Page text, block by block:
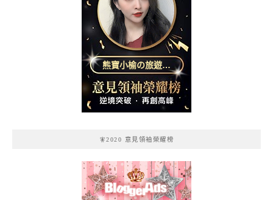
熊寶小榆の旅遊日
記
🧚2020 意見領袖榮耀榜